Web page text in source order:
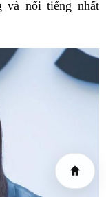
và nổi tiếng nhất